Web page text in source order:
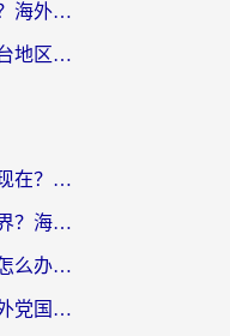
香港酷我地区限制怎么办？海外党亲测有效的回国加速方案来了
在美国用国家政务服务平台地区限制怎么办？海外华人必备的突破攻略（附追剧看片技巧）
在欧洲可以打卡拉彼丘吗现在？海外党国服游戏加速器终极避坑指南
为什么香港玩不了我的世界？海外党国服游戏加速终极解决方案
腾讯桌球国外玩延迟很高怎么办？海外党亲测有效的国服游戏加速指南
泰国怎么玩火拼双扣？海外党国服游戏加速终极指南（附暗区突围植物大战僵尸实测）